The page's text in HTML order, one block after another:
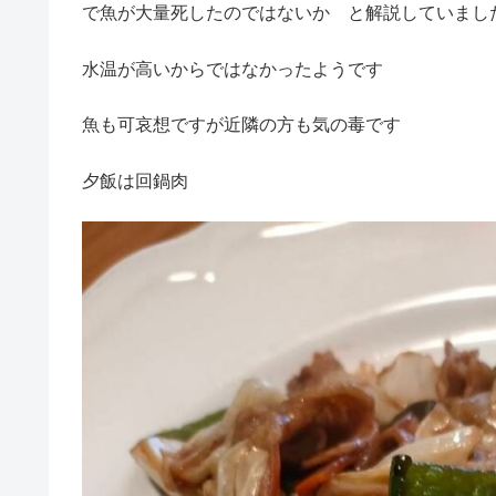
で魚が大量死したのではないか と解説していまし
水温が高いからではなかったようです
魚も可哀想ですが近隣の方も気の毒です
夕飯は回鍋肉